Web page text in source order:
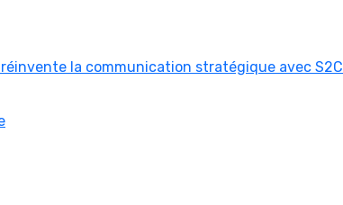
réinvente la communication stratégique avec S2C